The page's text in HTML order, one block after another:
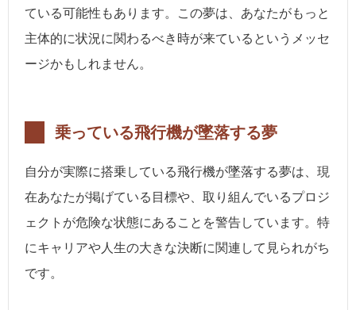
ている可能性もあります。この夢は、あなたがもっと
主体的に状況に関わるべき時が来ているというメッセ
ージかもしれません。
乗っている飛行機が墜落する夢
自分が実際に搭乗している飛行機が墜落する夢は、現
在あなたが掲げている目標や、取り組んでいるプロジ
ェクトが危険な状態にあることを警告しています。特
にキャリアや人生の大きな決断に関連して見られがち
です。